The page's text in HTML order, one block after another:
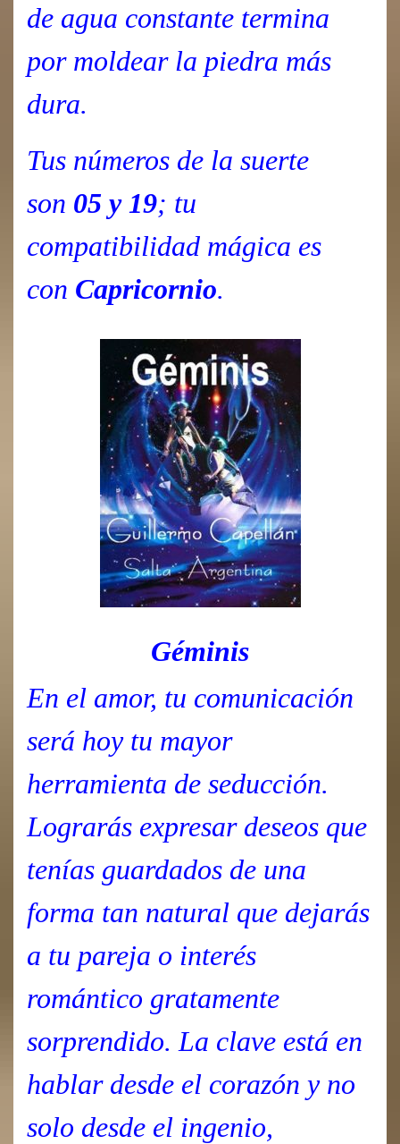
de agua constante termina
por moldear la piedra más
dura.
Tus números de la suerte
son 05 y 19; tu
compatibilidad mágica es
con Capricornio.
Géminis
En el amor, tu comunicación
será hoy tu mayor
herramienta de seducción.
Lograrás expresar deseos que
tenías guardados de una
forma tan natural que dejarás
a tu pareja o interés
romántico gratamente
sorprendido. La clave está en
hablar desde el corazón y no
solo desde el ingenio,